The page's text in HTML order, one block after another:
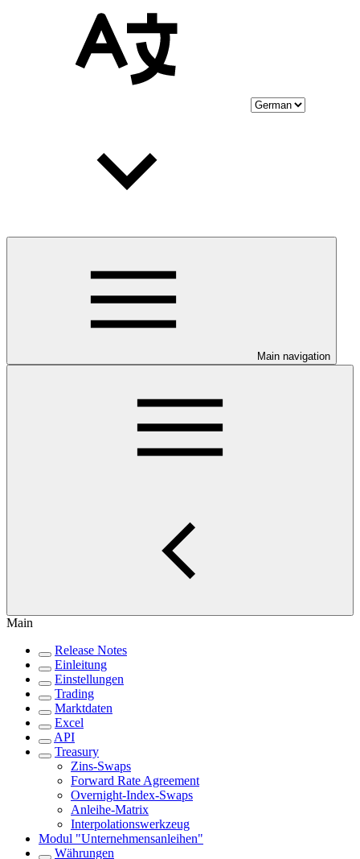
Main navigation
Main
Release Notes
Einleitung
Einstellungen
Trading
Marktdaten
Excel
API
Treasury
Zins-Swaps
Forward Rate Agreement
Overnight-Index-Swaps
Anleihe-Matrix
Interpolationswerkzeug
Modul "Unternehmensanleihen"
Währungen